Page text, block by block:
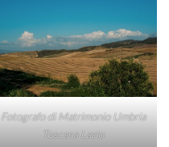
Fotografo di Matrimonio Umbria
Toscana Lazio